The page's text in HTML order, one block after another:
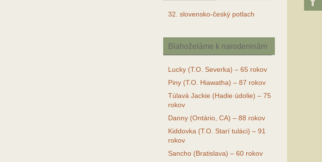
32. slovensko-český potlach
Blahoželáme k narodeninám
Lucky (T.O. Severka) – 65 rokov
Piny (T.O. Hiawatha) – 87 rokov
Túlavá Jackie (Hadie údolie) – 75
rokov
Danny (Ontário, CA) – 88 rokov
Kiddovka (T.O. Starí tuláci) – 91
rokov
Sancho (Bratislava) – 60 rokov